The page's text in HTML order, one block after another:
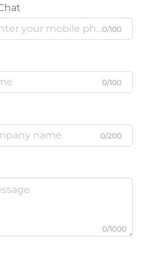
0/100
0/100
0/200
0/1000